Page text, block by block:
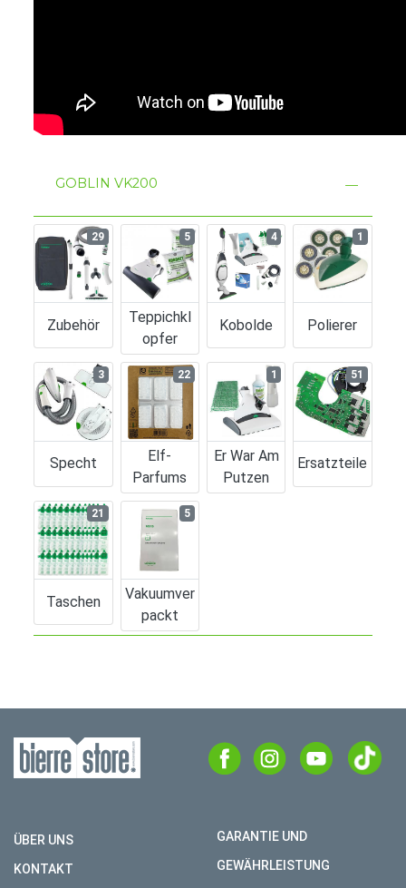
GOBLIN VK200
Zubehör
29
Teppichkl
Opfer
5
Kobolde
4
Polierer
1
Specht
3
Elf-
Parfums
22
Er War Am
Putzen
1
Ersatzteile
51
Taschen
21
Vakuumver
Packt
5
ÜBER UNS
KONTAKT
GARANTIE UND
GEWÄHRLEISTUNG